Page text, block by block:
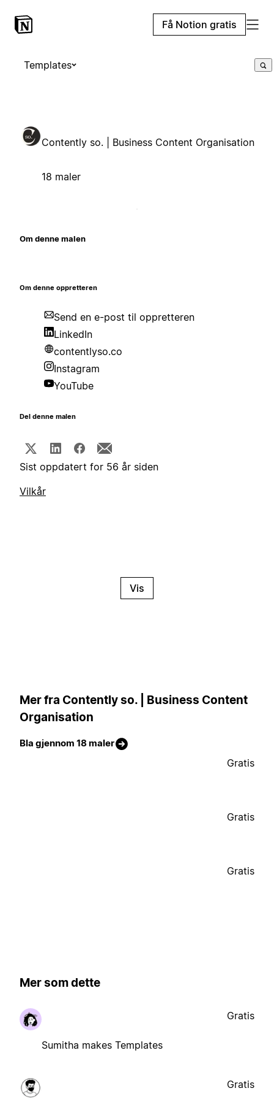
Få Notion gratis
Templates
Contently so. | Business Content Organisation
18 maler
Om denne malen
Om denne oppretteren
Send en e-post til oppretteren
LinkedIn
contentlyso.co
Instagram
YouTube
Del denne malen
Sist oppdatert for 56 år siden
Vilkår
Vis
Mer fra Contently so. | Business Content
Organisation
Bla gjennom 18 maler
Gratis
Gratis
Gratis
Mer som dette
Sumitha makes Templates
Gratis
Gratis